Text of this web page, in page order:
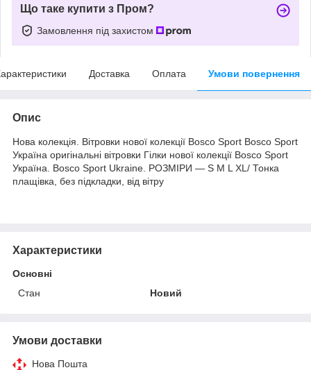
Що таке купити з Пром?
Замовлення під захистом
Доставка Оплата Умови повернення
Опис
Нова колекція. Вітровки нової колекції Bosco Sport Bosco Sport
Україна оригінальні вітровки Гілки нової колекції Bosco Sport
Україна. Bosco Sport Ukraine. РОЗМІРИ — S M L XL/ Тонка
плащівка, без підкладки, від вітру
Характеристики
Основні
Стан
Новий
Умови доставки
Нова Пошта